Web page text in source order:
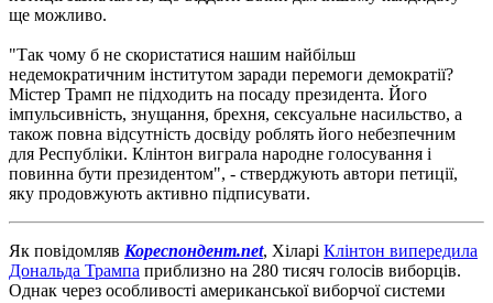
ще можливо.
"Так чому б не скористатися нашим найбільш
недемократичним інститутом заради перемоги демократії?
Містер Трамп не підходить на посаду президента. Його
імпульсивність, знущання, брехня, сексуальне насильство, а
також повна відсутність досвіду роблять його небезпечним
для Республіки. Клінтон виграла народне голосування і
повинна бути президентом", - стверджують автори петиції,
яку продовжують активно підписувати.
Як повідомляв Кореспондент.net, Хіларі Клінтон випередила
Дональда Трампа приблизно на 280 тисяч голосів виборців.
Однак через особливості американської виборчої системи